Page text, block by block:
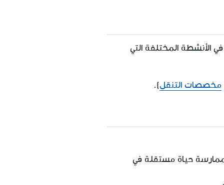
الأنشطة المختلفة التي
مخصصات التنقل).
حياة مستقلة في